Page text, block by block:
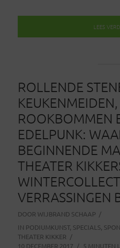
LEES
ROLLENDE
KEUKENMEIDEN,
ROOKBOMMEN
EDELPUNK:
BEGINNENDE
THEATER
VERRASSINGEN
DOOR WIJBRAND SCHAAP
IN PODIUMKUNST, SPECIALS,
THEATER KIKKER
10 DECEMBER 2017
5 MINUTEN